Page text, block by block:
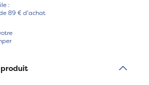
:
89 € d'achat